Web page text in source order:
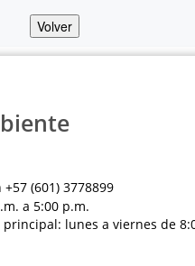
Volver
(601) 3778899
a 5:00 p.m.
lunes a viernes de